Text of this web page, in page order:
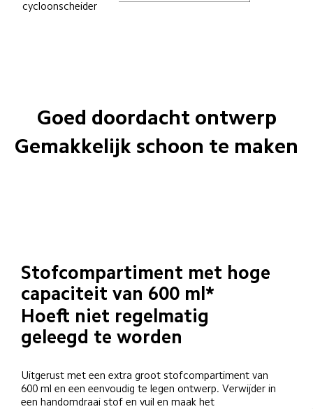
cycloonscheider
Goed doordacht ontwerp
Gemakkelijk schoon te maken
Stofcompartiment met hoge
capaciteit van 600 ml*
Hoeft niet regelmatig
geleegd te worden
Uitgerust met een extra groot stofcompartiment van
600 ml en een eenvoudig te legen ontwerp. Verwijder in
een handomdraai stof en vuil en maak het